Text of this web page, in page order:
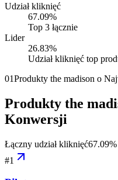
Udział kliknięć
67.09%
Top 3 łącznie
Lider
26.83%
Udział kliknięć top
01Produkty the madison o
Produkty the
Konwersji
Łączny udział kliknięć67.09%
#1